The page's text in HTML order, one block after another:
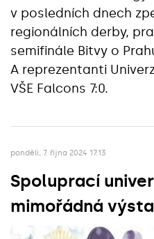
v posledních dnech
regionálních derby,
semifinále Bitvy o
A reprezentanti
VŠE Falcons 7:0.
pondělí, 7. října 2024 17:13
Spoluprací
mimořádná